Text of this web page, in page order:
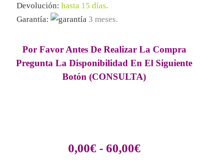
Devolución: hasta 15 días.
Garantía:
3 meses.
Por Favor Antes De Realizar La Compra
Pregunta La Disponibilidad En El Siguiente
Botón (CONSULTA)
0,00€ - 60,00€